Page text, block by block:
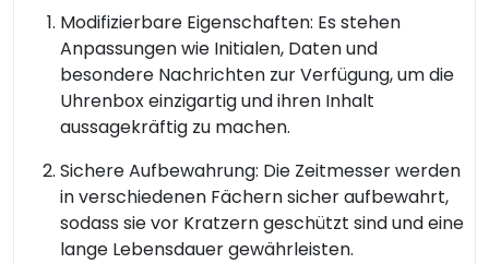
Modifizierbare Eigenschaften: Es stehen
Anpassungen wie Initialen, Daten und
besondere Nachrichten zur Verfügung, um die
Uhrenbox einzigartig und ihren Inhalt
aussagekräftig zu machen.
Sichere Aufbewahrung: Die Zeitmesser werden
in verschiedenen Fächern sicher aufbewahrt,
sodass sie vor Kratzern geschützt sind und eine
lange Lebensdauer gewährleisten.